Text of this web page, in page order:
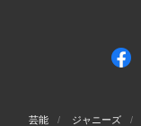
芸能 ジャニーズ